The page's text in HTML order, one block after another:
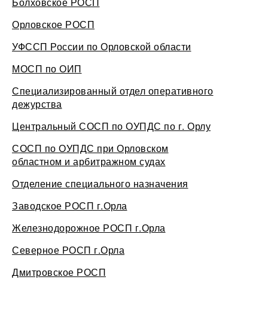
Орловское РОСП
УФССП России по Орловской области
МОСП по ОИП
Специализированный отдел оперативного
дежурства
Центральный СОСП по ОУПДС по г. Орлу
СОСП по ОУПДС при Орловском
областном и арбитражном судах
Отделение специального назначения
Заводское РОСП г.Орла
Железнодорожное РОСП г.Орла
Северное РОСП г.Орла
Дмитровское РОСП